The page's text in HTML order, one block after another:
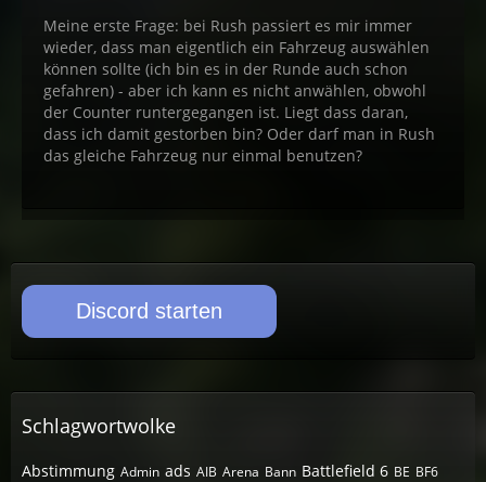
Meine erste Frage: bei Rush passiert es mir immer
wieder, dass man eigentlich ein Fahrzeug auswählen
können sollte (ich bin es in der Runde auch schon
gefahren) - aber ich kann es nicht anwählen, obwohl
der Counter runtergegangen ist. Liegt dass daran,
dass ich damit gestorben bin? Oder darf man in Rush
das gleiche Fahrzeug nur einmal benutzen?
Discord starten
Schlagwortwolke
Abstimmung Admin ads AIB Arena Bann Battlefield 6 BE BF6